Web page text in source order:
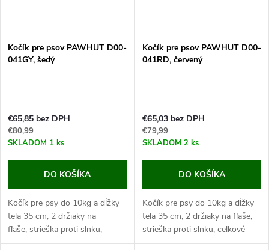
Kočík pre psov PAWHUT D00-
041GY, šedý
€65,85 bez DPH
€80,99
SKLADOM 1 ks
DO KOŠÍKA
Kočík pre psy do 10kg a dĺžky
tela 35 cm, 2 držiaky na
fľaše, strieška proti slnku,
celkové rozmery 75x45x97 cm.
Kočík pre psov PAWHUT D00-
041RD, červený
€65,03 bez DPH
€79,99
SKLADOM 2 ks
DO KOŠÍKA
Kočík pre psy do 10kg a dĺžky
tela 35 cm, 2 držiaky na fľaše,
strieška proti slnku, celkové
rozmery 75x45x97 cm.